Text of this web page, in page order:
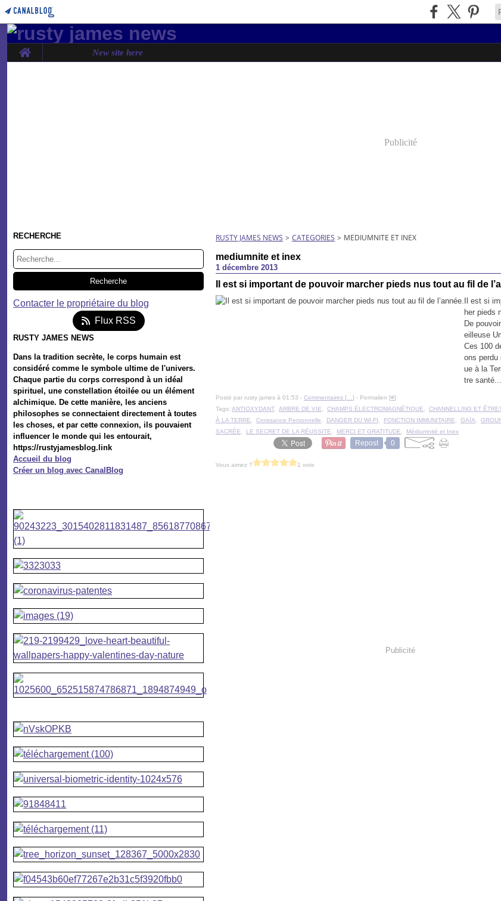
Home New site here
Publicité
RECHERCHE
Contacter le propriétaire du blog
Flux RSS
RUSTY JAMES NEWS
Dans la tradition secrète, le corps humain est
considéré comme le symbole ultime de l'univers.
Chaque partie du corps correspond à un idéal
spirituel, une constellation étoilée ou un élément
alchimique. De cette manière, les anciens
philosophes se connectaient directement à toutes
les choses, et par cette connexion, ils pouvaient
influencer le monde qui les entourait,
https://rustyjamesblog.link
Accueil du blog
Créer un blog avec CanalBlog
RUSTY JAMES NEWS > CATEGORIES > MEDIUMNITE ET INEX
mediumnite et inex
1 décembre 2013
Il est si important de pouvoir marcher pieds nus tout au fil de
Il est si
her pieds
De
eilleuse
Ces 100
ons perdu
ue à la
tre santé...
Posté par rusty james à 01:53 - Commentaires [ ] - Permalien [#]
Tags: ANTIOXYDANT, ARBRE DE VIE CHAMPS ÉLECTROMAGNÉTIQUE CHANNELLING ET
À LA TERRE
Croissance Personnelle DANGER DU WI-FI FONCTION IMMUNITAIRE GAÏA
SACRÉE
LE SECRET DE LA RÉUSSITE MERCI ET GRATITUDE Médiumnité et Inex
Repost 0
Vous aimez ? 1 vote
Publicité